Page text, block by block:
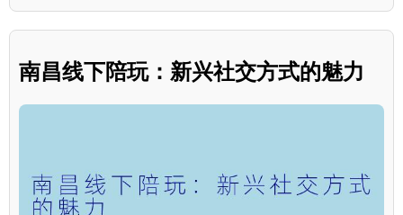
南昌线下陪玩：新兴社交方式的魅力